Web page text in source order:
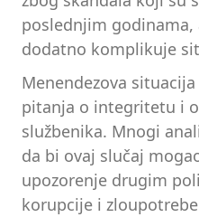
poslednjim godinama,
dodatno komplikuje
Menendezova
pitanja o integritetu i
službenika. Mnogi
da bi ovaj slučaj
upozorenje drugim
korupcije i